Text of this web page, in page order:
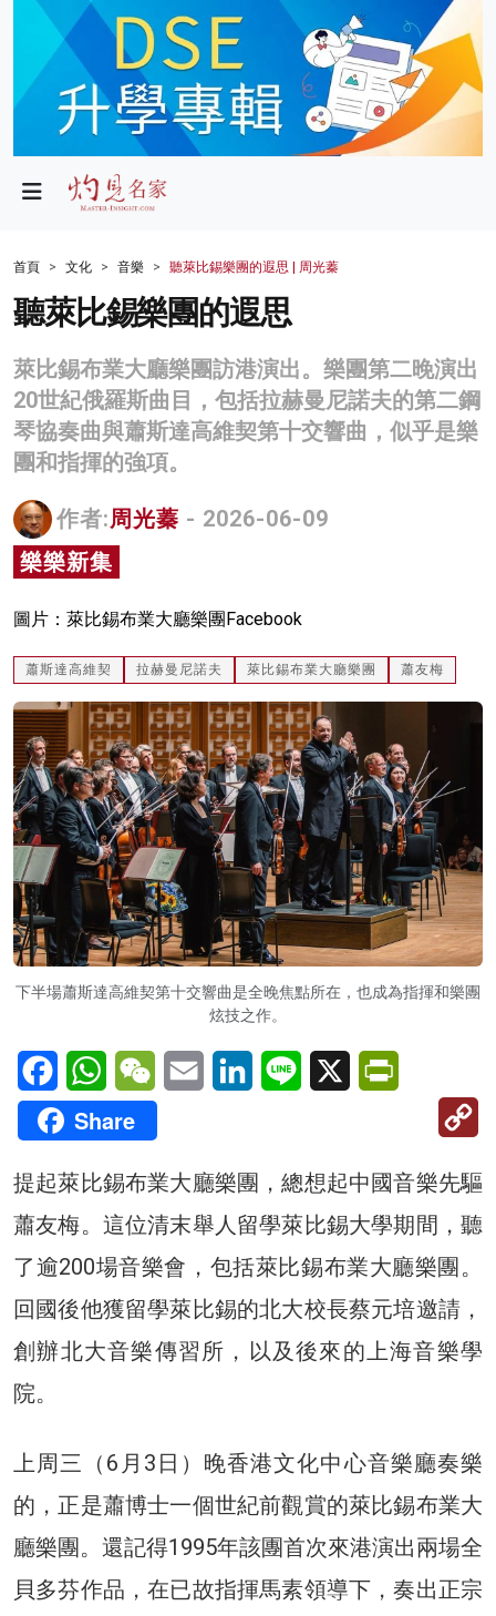
政局
財經
生活
商業
科技
名家榜
灼見活動
關於我們
首頁 文化 音樂 聽萊比錫樂團的遐思 | 周光蓁
聽萊比錫樂團的遐思
萊比錫布業大廳樂團訪港演出。樂團第二晚演出
20世紀俄羅斯曲目，包括拉赫曼尼諾夫的第二鋼
琴協奏曲與蕭斯達高維契第十交響曲，似乎是樂
團和指揮的強項。
作者:周光蓁 - 2026-06-09
樂樂新集
圖片：萊比錫布業大廳樂團Facebook
蕭斯達高維契 拉赫曼尼諾夫 萊比錫布業大廳樂團 蕭友梅
下半場蕭斯達高維契第十交響曲是全晚焦點所在，也成為指揮和樂團
炫技之作。
FacebookWhatsAppWeChatEmail LinkedInLine X
Share
提起萊比錫布業大廳樂團，總想起中國音樂先驅
蕭友梅。這位清末舉人留學萊比錫大學期間，聽
了逾200場音樂會，包括萊比錫布業大廳樂團。
回國後他獲留學萊比錫的北大校長蔡元培邀請，
創辦北大音樂傳習所，以及後來的上海音樂學
院。
上周三（6月3日）晚香港文化中心音樂廳奏樂
的，正是蕭博士一個世紀前觀賞的萊比錫布業大
廳樂團。還記得1995年該團首次來港演出兩場全
貝多芬作品，在已故指揮馬素領導下，奏出正宗